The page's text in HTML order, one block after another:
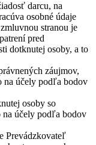
darcu, na
osobné údaje
stranou je
pred
dotknutej osoby, a to
záujmov,
na účely podľa bodov
osoby so
na účely podľa bodov
Prevádzkovateľ